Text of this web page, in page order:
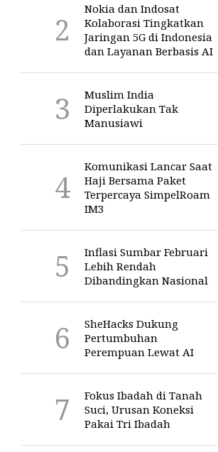
Nokia dan Indosat
Kolaborasi Tingkatkan
Jaringan 5G di Indonesia
dan Layanan Berbasis AI
Muslim India
Diperlakukan Tak
Manusiawi
Komunikasi Lancar Saat
Haji Bersama Paket
Terpercaya SimpelRoam
IM3
Inflasi Sumbar Februari
Lebih Rendah
Dibandingkan Nasional
SheHacks Dukung
Pertumbuhan
Perempuan Lewat AI
Fokus Ibadah di Tanah
Suci, Urusan Koneksi
Pakai Tri Ibadah